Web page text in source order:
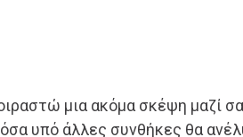
μια ακόμα σκέψη μαζί
υπό άλλες συνθήκες θα